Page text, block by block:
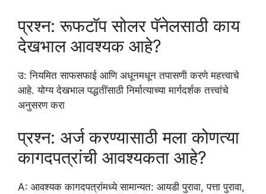
प्रश्न: रूफटॉप सोलर पॅनेलसाठी काय
देखभाल आवश्यक आहे?
उ: नियमित साफसफाई आणि अधूनमधून तपासणी करणे महत्त्वाचे
आहे. योग्य देखभाल पद्धतींसाठी निर्मात्याच्या मार्गदर्शक तत्त्वांचे
अनुसरण करा
प्रश्न: अर्ज करण्यासाठी मला कोणत्या
कागदपत्रांची आवश्यकता आहे?
A: आवश्यक कागदपत्रांमध्ये सामान्यत: आयडी पुरावा, पत्ता पुरावा,